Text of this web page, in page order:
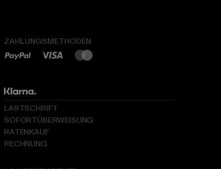
ZAHLUNGSMETHODEN
LASTSCHRIFT
SOFORTÜBERWEISUNG
RATENKAUF
RECHNUNG